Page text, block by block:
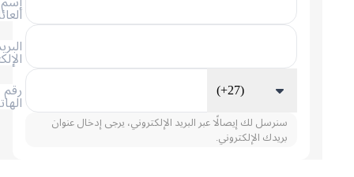
العائلة
الإلكتروني
الهاتف
سنرسل لك إيصالًا عبر البريد الإلكتروني، يرجى إدخال عنوان
بريدك الإلكتروني.